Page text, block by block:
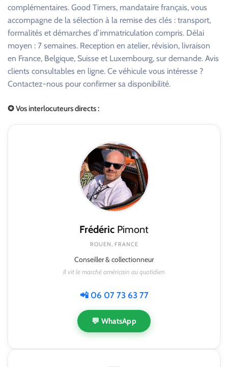
complémentaires. Good Timers, mandataire français, vous
accompagne de la sélection à la remise des clés : transport,
formalités et démarches d’immatriculation compris. Délai
moyen : 7 semaines. Reception en atelier, révision, livraison
en France, Belgique, Suisse et Luxembourg, sur demande. Avis
clients consultables en ligne. Ce véhicule vous intéresse ?
Contactez-nous pour confirmer sa disponibilité.
✪ Vos interlocuteurs directs :
Frédéric Pimont
ROUEN, FRANCE
Conseiller & collectionneur
Il vit le marché américain au quotidien
📲 06 07 73 63 77
💬 WhatsApp